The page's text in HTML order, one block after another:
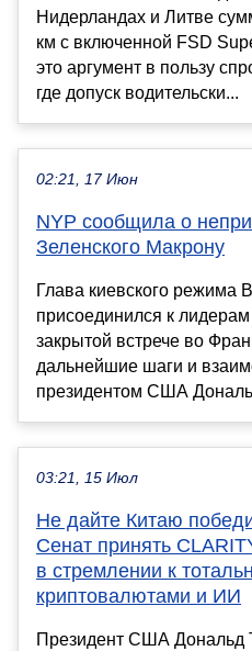
Нидерландах и Литве
км с включенной FSD
это аргумент в пользу
где допуск водительски...
02:21, 17 Июн
NYP сообщила о
Зеленского Макрону
Глава киевского режима
присоединился к
закрытой встрече во
дальнейшие шаги и
президентом США
03:21, 15 Июл
Не дайте Китаю
Сенат принять
в стремлении к
криптовалютами и ИИ
Президент США Дональд